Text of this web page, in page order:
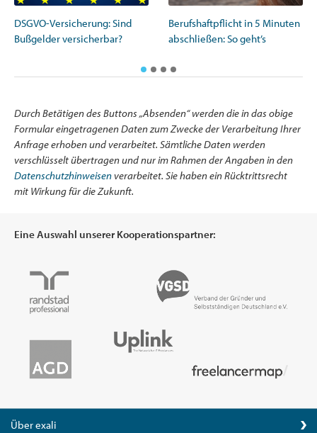
DSGVO-Versicherung: Sind
Bußgelder versicherbar?
Berufshaftpflicht in 5 Minuten
abschließen: So geht’s
Durch Betätigen des Buttons „Absenden“ werden die in das obige
Formular eingetragenen Daten zum Zwecke der Verarbeitung Ihrer
Anfrage erhoben und verarbeitet. Sämtliche Daten werden
verschlüsselt übertragen und nur im Rahmen der Angaben in den
Datenschutzhinweisenverarbeitet. Sie haben ein Rücktrittsrecht
mit Wirkung für die Zukunft.
Eine Auswahl unserer Kooperationspartner:
Über exali